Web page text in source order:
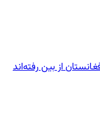
از بین رفته‌اند